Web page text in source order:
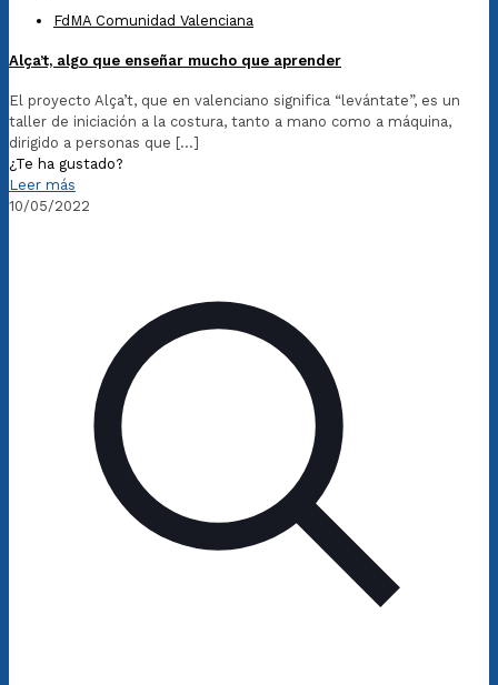
FdMA Comunidad Valenciana
Alça’t, algo que enseñar mucho que aprender
El proyecto Alça’t, que en valenciano significa “levántate”, es un
taller de iniciación a la costura, tanto a mano como a máquina,
dirigido a personas que […]
¿Te ha gustado?
Leer más
10/05/2022